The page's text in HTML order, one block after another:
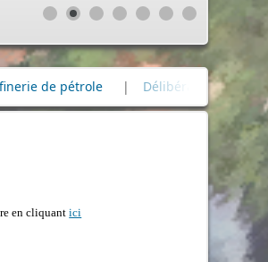
| Délibérations Conseil Municipal |
en cliquantici